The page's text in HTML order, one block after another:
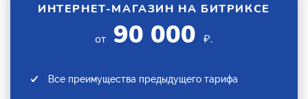
ИНТЕРНЕТ-МАГАЗИН НА БИТРИКСЕ
от 90 000 ₽.
Все преимущества предыдущего тарифа